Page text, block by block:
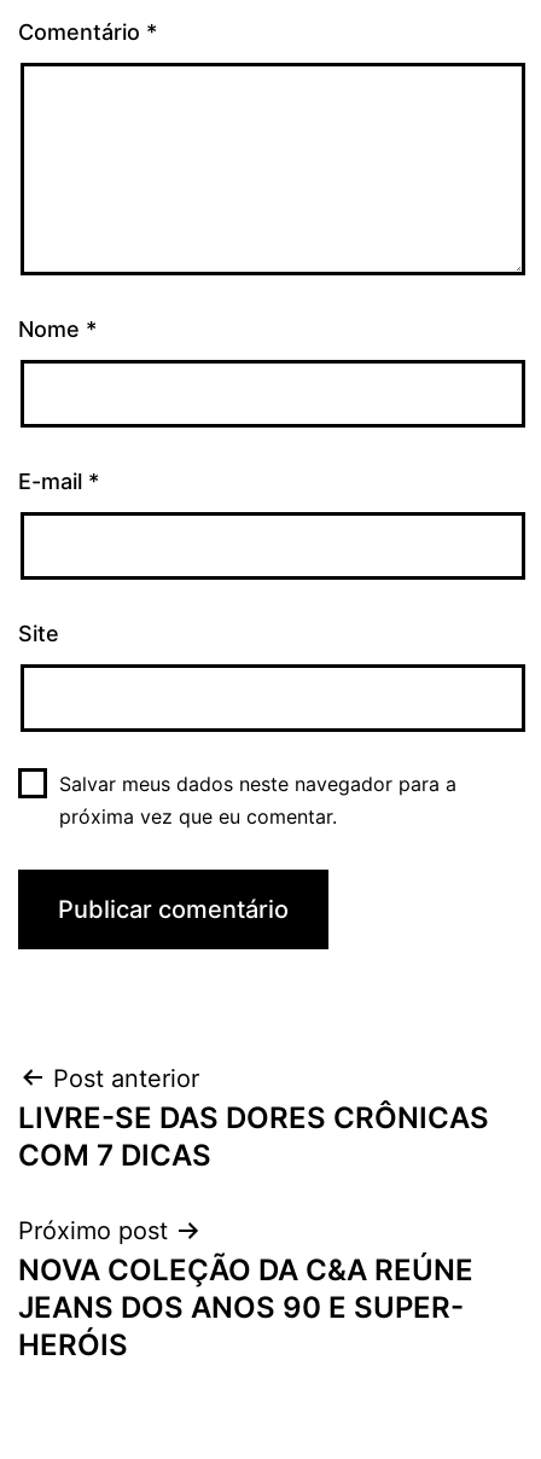
Comentário *
Nome *
E-mail *
Site
Salvar meus dados neste navegador para a
próxima vez que eu comentar.
Navegação
de
Post anterior
LIVRE-SE DAS DORES CRÔNICAS
COM 7 DICAS
Próximo post
NOVA COLEÇÃO DA C&A REÚNE
JEANS DOS ANOS 90 E SUPER-
HERÓIS